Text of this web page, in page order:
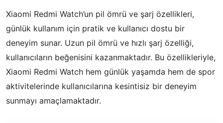
Xiaomi Redmi Watch’un pil ömrü ve şarj özellikleri,
günlük kullanım için pratik ve kullanıcı dostu bir
deneyim sunar. Uzun pil ömrü ve hızlı şarj özelliği,
kullanıcıların beğenisini kazanmaktadır. Bu özellikleriyle,
Xiaomi Redmi Watch hem günlük yaşamda hem de spor
aktivitelerinde kullanıcılarına kesintisiz bir deneyim
sunmayı amaçlamaktadır.